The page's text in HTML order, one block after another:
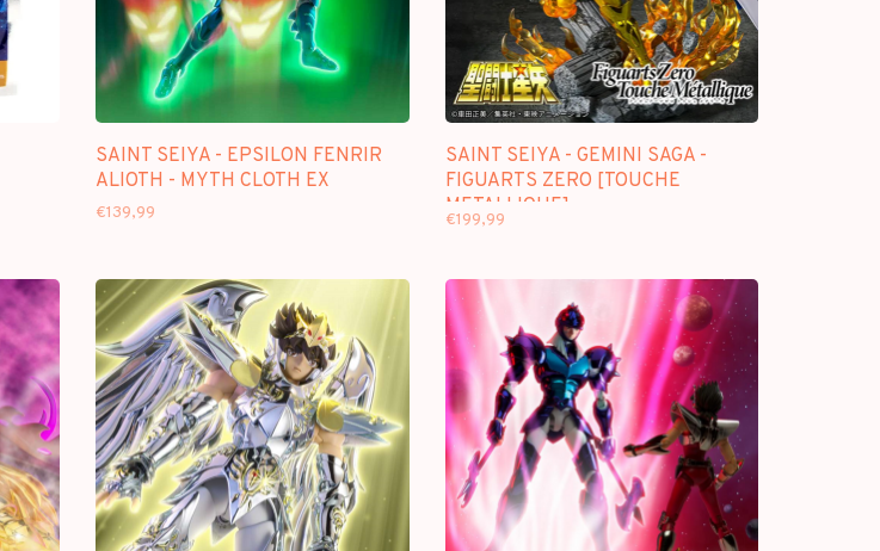
SAINT SEIYA - EPSILON FENRIR
ALIOTH - MYTH CLOTH EX
€139,99
SAINT SEIYA - GEMINI SAGA -
FIGUARTS ZERO [TOUCHE
METALLIQUE]
€199,99